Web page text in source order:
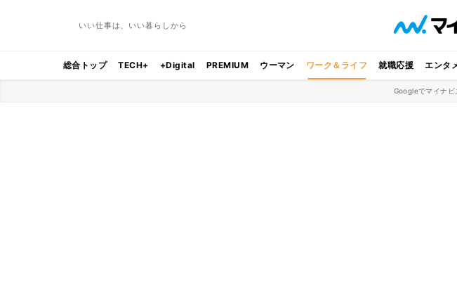
いい仕事は、いい暮らしから
総合トップ TECH+ +Digital PREMIUM ウーマン ワーク＆ライフ 就職応援 エンタ
Googleでマイナビ